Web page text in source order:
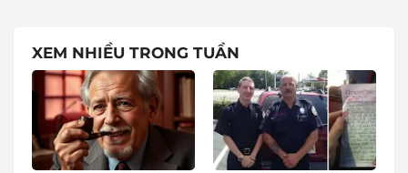
XEM NHIỀU TRONG TUẦN